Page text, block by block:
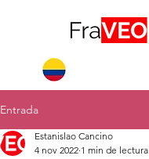
Entrada
Estanislao Cancino
4 nov 2022 1 min de lectura